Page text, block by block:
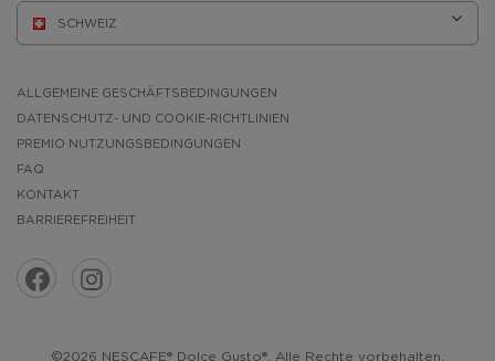
SPRACHE:
ALLGEMEINE GESCHÄFTSBEDINGUNGEN
DATENSCHUTZ- UND COOKIE-RICHTLINIEN
PREMIO NUTZUNGSBEDINGUNGEN
FAQ
KONTAKT
BARRIEREFREIHEIT
©2026 NESCAFE® Dolce Gusto®. Alle Rechte vorbehalten.